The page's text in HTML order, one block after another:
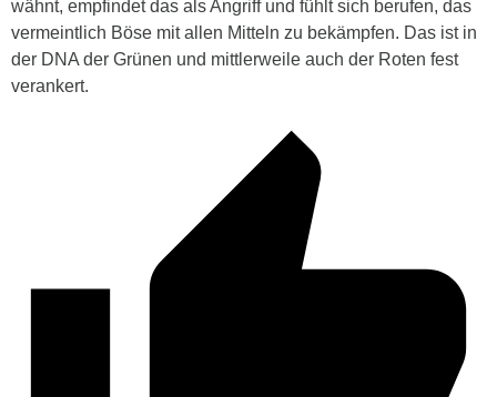
wähnt, empfindet das als Angriff und fühlt sich berufen, das
vermeintlich Böse mit allen Mitteln zu bekämpfen. Das ist in
der DNA der Grünen und mittlerweile auch der Roten fest
verankert.